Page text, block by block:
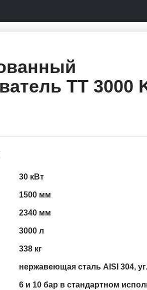
ТТ 3000
30 кВт
1500 мм
2340 мм
3000 л
338 кг
нержавеющая сталь AISI 304,
6 и 10 бар в стандартном